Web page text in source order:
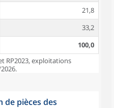
21,8
33,2
100,0
RP2023, exploitations
de pièces des